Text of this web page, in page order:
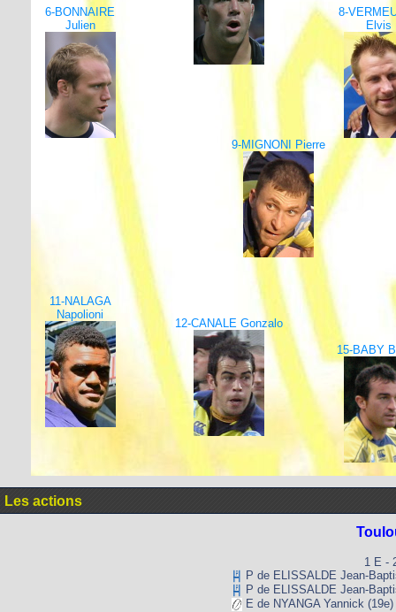
6-BONNAIRE
Julien
8-
Elvis
9-MIGNONI Pierre
11-NALAGA
Napolioni
12-CANALE Gonzalo
15-BABY
Les actions
1 E -
P de ELISSALDE Jean-
P de ELISSALDE Jean-
E de NYANGA Yannick (19e)